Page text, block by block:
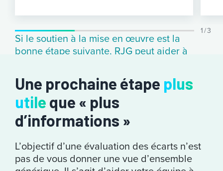
1 / 3
Si le soutien à la mise en œuvre est la
bonne étape suivante, RJG peut aider à
améliorations mesurables.
Déterminez où se
trouvent vos plus
grandespossibilités
d’amélioration
Une prochaine étape plus
utile que « plus
d’informations »
L’objectif d’une évaluation des écarts n’est
pas de vous donner une vue d’ensemble